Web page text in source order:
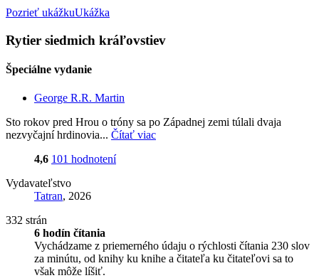
Pozrieť ukážkuUkážka
Rytier siedmich kráľovstiev
Špeciálne vydanie
George R.R. Martin
Sto rokov pred Hrou o tróny sa po Západnej zemi túlali dvaja
nezvyčajní hrdinovia... Čítať viac
4,6 101 hodnotení
Vydavateľstvo
Tatran, 2026
332 strán
6 hodín čítania
Vychádzame z priemerného údaju o rýchlosti čítania 230 slov
za minútu, od knihy ku knihe a čitateľa ku čitateľovi sa to
však môže líšiť.